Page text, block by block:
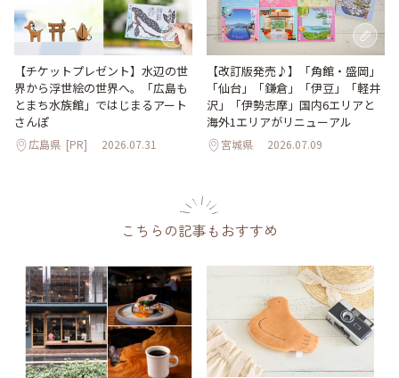
【チケットプレゼント】水辺の世
界から浮世絵の世界へ。「広島も
とまち水族館」ではじまるアート
さんぽ
広島県 [PR] 2026.07.31
【改訂版発売♪】「角館・盛岡」
「仙台」「鎌倉」「伊豆」「軽井
沢」「伊勢志摩」国内6エリアと
海外1エリアがリニューアル
宮城県 2026.07.09
こちらの記事もおすすめ